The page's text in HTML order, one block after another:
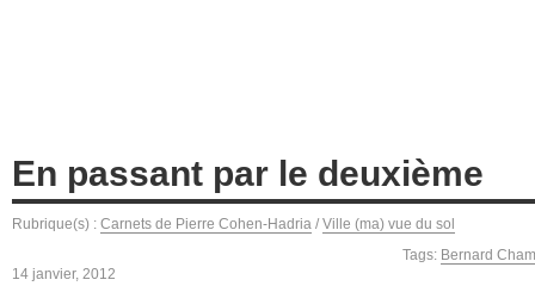
En passant par le deuxième
Rubrique(s) : Carnets de Pierre Cohen-Hadria / Ville (ma) vue du sol
Tags: Bernard
14 janvier, 2012